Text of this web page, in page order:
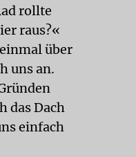
rollte
raus?«
über
uns an.
das Dach
einfach